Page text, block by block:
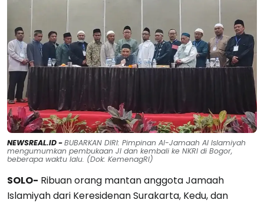
NEWSREAL.ID -BUBARKAN DIRI: Pimpinan Al-Jamaah Al Islamiyah
mengumumkan pembukaan JI dan kembali ke NKRI di Bogor,
beberapa waktu lalu. (Dok: KemenagRI)
SOLO- Ribuan orang mantan anggota Jamaah
Islamiyah dari Keresidenan Surakarta, Kedu, dan